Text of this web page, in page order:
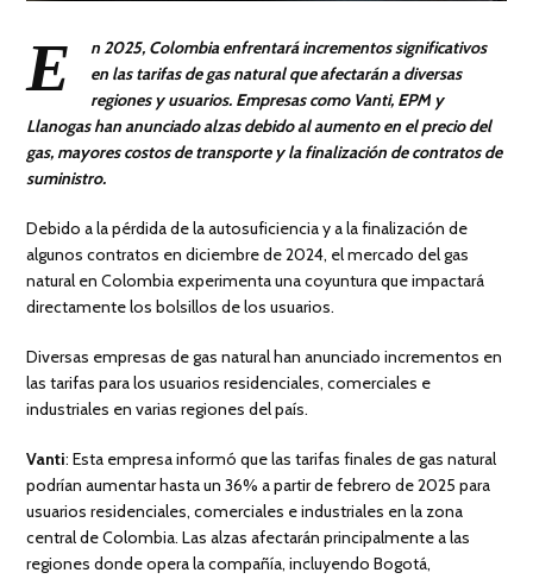
E
n 2025, Colombia enfrentará incrementos significativos
en las tarifas de gas natural que afectarán a diversas
regiones y usuarios. Empresas como Vanti, EPM y
Llanogas han anunciado alzas debido al aumento en el precio del
gas, mayores costos de transporte y la finalización de contratos de
suministro.
Debido a la pérdida de la autosuficiencia y a la finalización de
algunos contratos en diciembre de 2024, el mercado del gas
natural en Colombia experimenta una coyuntura que impactará
directamente los bolsillos de los usuarios.
Diversas empresas de gas natural han anunciado incrementos en
las tarifas para los usuarios residenciales, comerciales e
industriales en varias regiones del país.
Vanti: Esta empresa informó que las tarifas finales de gas natural
podrían aumentar hasta un 36% a partir de febrero de 2025 para
usuarios residenciales, comerciales e industriales en la zona
central de Colombia. Las alzas afectarán principalmente a las
regiones donde opera la compañía, incluyendo Bogotá,